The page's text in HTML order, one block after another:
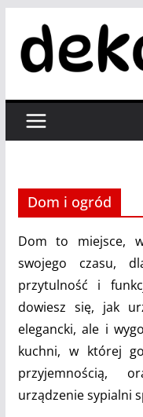
treści
Dom i ogród
Dom to miejsce,
swojego czasu,
przytulność i
dowiesz się, jak
elegancki, ale i
kuchni, w której
przyjemnością,
urządzenie sypialni